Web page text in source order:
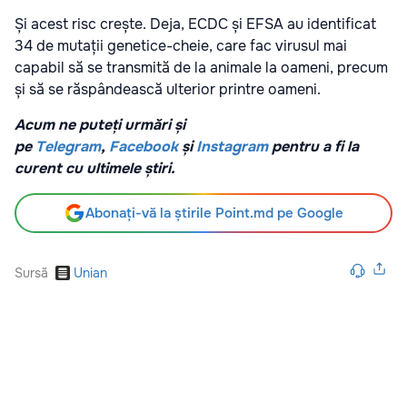
Și acest risc crește. Deja, ECDC și EFSA au identificat
34 de mutații genetice-cheie, care fac virusul mai
capabil să se transmită de la animale la oameni, precum
și să se răspândească ulterior printre oameni.
Acum ne puteți urmări și
pe Telegram, Facebook șiInstagrampentru a fi la
curent cu ultimele știri.
Abonați-vă la știrile Point.md pe Google
Sursă Unian